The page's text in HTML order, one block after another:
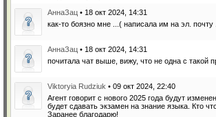
АннаЗац • 18 окт 2024, 14:31
как-то боязно мне ...( написала им на эл. почту
АннаЗац • 18 окт 2024, 14:31
почитала чат выше, вижу, что не одна с такой
Viktoryia Rudziuk • 09 окт 2024, 22:40
Агент говорит с нового 2025 года будут
будет сдавать экзамен на знание языка. Кто
Заранее благодарю!